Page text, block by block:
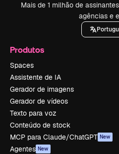
Mais de 1 milhão de
agências e
Produtos
Spaces
Assistente de IA
Gerador de imagens
Gerador de vídeos
Texto para voz
Conteúdo de stock
MCP para Claude/ChatGPT New
Agentes New